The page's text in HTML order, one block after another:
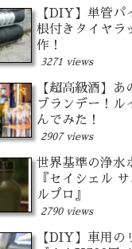
【DIY】単管パ
根付きタイヤラ
作！
3271 views
【超高級酒】あ
ブランデー！ル
んでみた！
2907 views
世界基準の浄水
『セイシェル
ルプロ』
2790 views
【DIY】車用の